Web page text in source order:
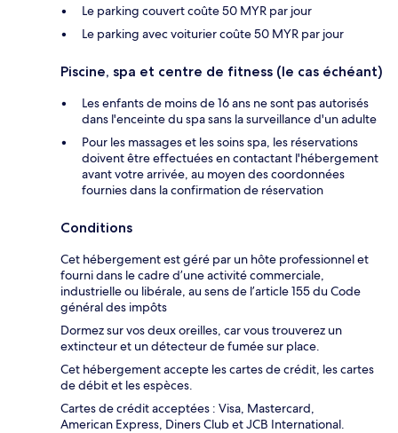
Le parking couvert coûte 50 MYR par jour
Le parking avec voiturier coûte 50 MYR par jour
Piscine, spa et centre de fitness (le cas échéant)
Les enfants de moins de 16 ans ne sont pas autorisés
dans l'enceinte du spa sans la surveillance d'un adulte
Pour les massages et les soins spa, les réservations
doivent être effectuées en contactant l'hébergement
avant votre arrivée, au moyen des coordonnées
fournies dans la confirmation de réservation
Conditions
Cet hébergement est géré par un hôte professionnel et
fourni dans le cadre d’une activité commerciale,
industrielle ou libérale, au sens de l’article 155 du Code
général des impôts
Dormez sur vos deux oreilles, car vous trouverez un
extincteur et un détecteur de fumée sur place.
Cet hébergement accepte les cartes de crédit, les cartes
de débit et les espèces.
Cartes de crédit acceptées : Visa, Mastercard,
American Express, Diners Club et JCB International.